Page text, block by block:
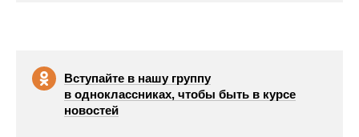
Вступайте в нашу группу
в одноклассниках, чтобы быть в курсе
новостей